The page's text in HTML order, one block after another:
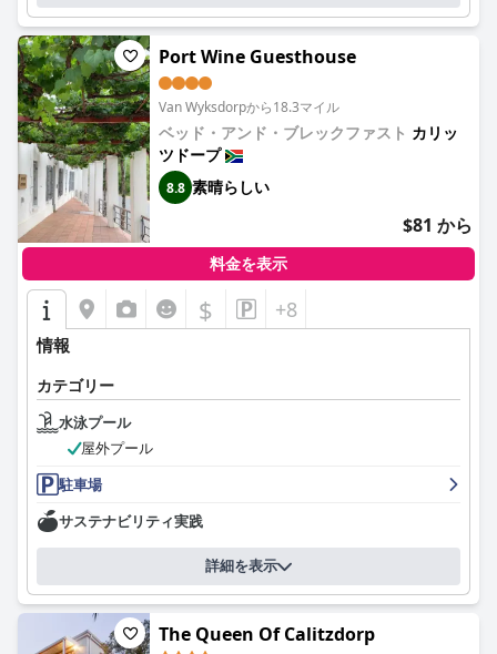
Port Wine Guesthouse
Van Wyksdorpから18.3マイル
ベッド・アンド・ブレックファスト カリッ
ツドープ
8.8 素晴らしい
$81 から
料金を表示
$ +8
情報
カテゴリー
水泳プール
屋外プール
駐車場
サステナビリティ実践
詳細を表示
The Queen Of Calitzdorp